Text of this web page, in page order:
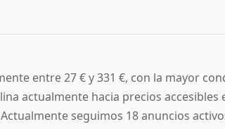
entre 27 € y 331 €, con la mayor
actualmente hacia precios accesibles
seguimos 18 anuncios